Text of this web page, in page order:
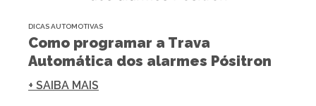
DICAS AUTOMOTIVAS
Como programar a Trava
Automática dos alarmes Pósitron
+ SAIBA MAIS